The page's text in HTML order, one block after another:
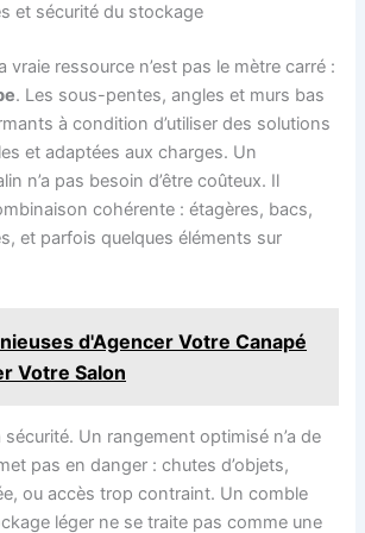
et sécurité du stockage
vraie ressource n’est pas le mètre carré :
. Les sous-pentes, angles et murs bas
à condition d’utiliser des solutions
et adaptées aux charges. Un
n’a pas besoin d’être coûteux. Il
cohérente : étagères, bacs,
et parfois quelques éléments sur
d'Agencer Votre Canapé
Votre Salon
Un rangement optimisé n’a de
pas en danger : chutes d’objets,
ou accès trop contraint. Un comble
léger ne se traite pas comme une